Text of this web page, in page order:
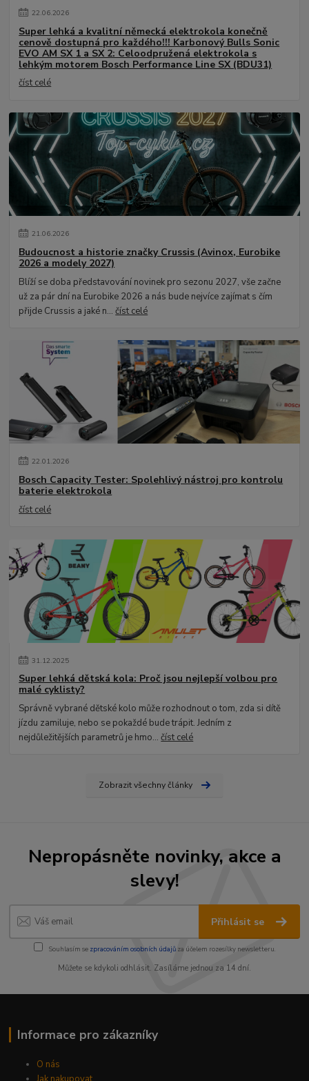
22.06.2026
Super lehká a kvalitní německá elektrokola konečně
cenově dostupná pro každého!!! Karbonový Bulls Sonic
EVO AM SX 1 a SX 2: Celoodpružená elektrokola s
lehkým motorem Bosch Performance Line SX (BDU31)
číst celé
21.06.2026
Budoucnost a historie značky Crussis (Avinox, Eurobike
2026 a modely 2027)
Blíží se doba představování novinek pro sezonu 2027, vše začne
už za pár dní na Eurobike 2026 a nás bude nejvíce zajímat s čím
přijde Crussis a jaké n...číst celé
22.01.2026
Bosch Capacity Tester: Spolehlivý nástroj pro kontrolu
baterie elektrokola
číst celé
31.12.2025
Super lehká dětská kola: Proč jsou nejlepší volbou pro
malé cyklisty?
Správně vybrané dětské kolo může rozhodnout o tom, zda si dítě
jízdu zamiluje, nebo se pokaždé bude trápit. Jedním z
nejdůležitějších parametrů je hmo...číst celé
Zobrazit všechny články
Nepropásněte novinky, akce a
slevy!
Přihlásit se
Souhlasím se zpracováním osobních údajůza účelem rozesílky newsletteru.
Můžete se kdykoli odhlásit. Zasíláme jednou za 14 dní.
Informace pro zákazníky
O nás